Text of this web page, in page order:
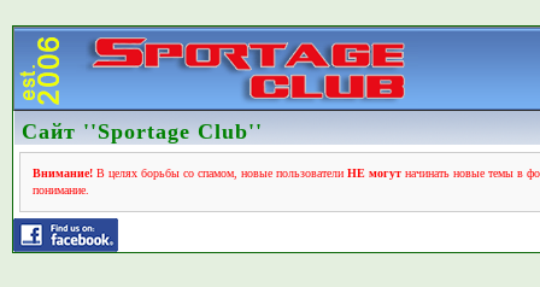
Сайт ''Sportage Club''
Внимание!В целях борьбы со спамом, новые пользователи НЕ могутначинать новые темы в
понимание.